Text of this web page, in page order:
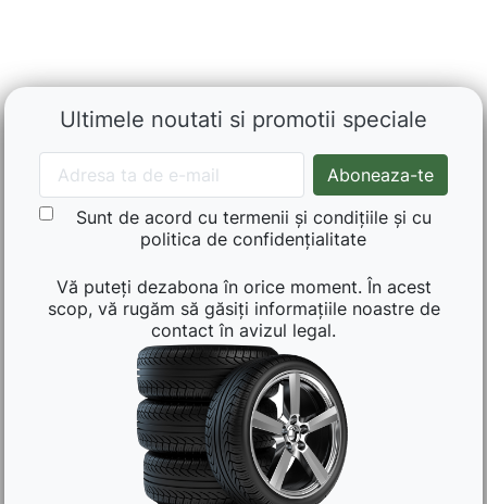
Ultimele noutati si promotii speciale
Sunt de acord cu termenii și condițiile și cu
politica de confidențialitate
Vă puteți dezabona în orice moment. În acest
scop, vă rugăm să găsiți informațiile noastre de
contact în avizul legal.